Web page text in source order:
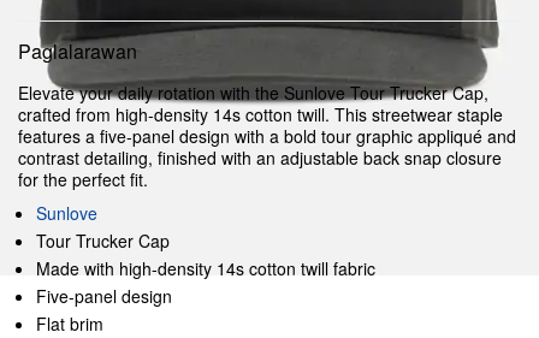
Paglalarawan
Elevate your daily rotation with the Sunlove Tour Trucker Cap,
crafted from high-density 14s cotton twill. This streetwear staple
features a five-panel design with a bold tour graphic appliqué and
contrast detailing, finished with an adjustable back snap closure
for the perfect fit.
Sunlove
Tour Trucker Cap
Made with high-density 14s cotton twill fabric
Five-panel design
Flat brim